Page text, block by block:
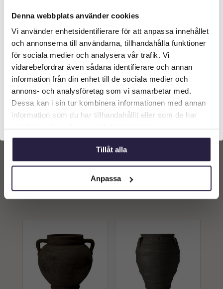
Denna webbplats använder cookies
Vi använder enhetsidentifierare för att anpassa innehållet
och annonserna till användarna, tillhandahålla funktioner
för sociala medier och analysera vår trafik. Vi
vidarebefordrar även sådana identifierare och annan
information från din enhet till de sociala medier och
annons- och analysföretag som vi samarbetar med.
Dessa kan i sin tur kombinera informationen med annan
information som du har tillhandahållit eller som de har
Tillåt alla
Anpassa
varukorg
varukorg
Välkommen till Webflower
Vilken typ av kund är du? Du kan alltid justera ditt val
längst upp på sidan.
Företagskund (exkl. moms)
Privatkund (inkl. moms)